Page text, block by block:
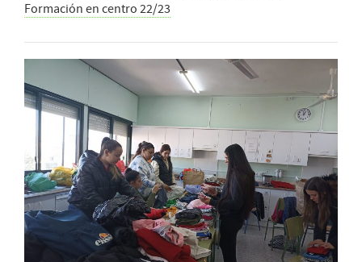
Formación en centro 22/23